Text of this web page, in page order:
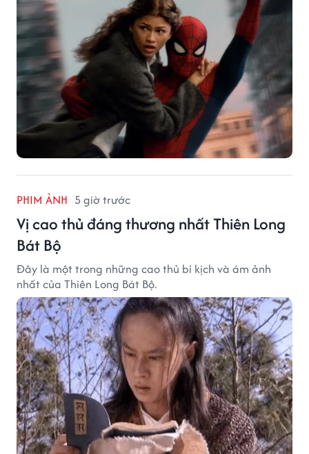
PHIM ẢNH 5 giờ trước
Vị cao thủ đáng thương nhất Thiên Long
Bát Bộ
Đây là một trong những cao thủ bi kịch và ám ảnh
nhất của Thiên Long Bát Bộ.